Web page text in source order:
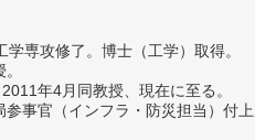
専攻修了。博士（工学）取得。
年4月同教授、現在に至る。
事官（インフラ・防災担当）付